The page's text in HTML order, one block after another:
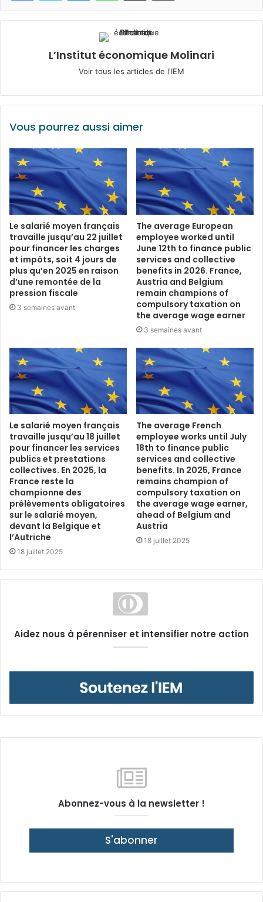
L’Institut économique Molinari
Voir tous les articles de l'IEM
Vous pourrez aussi aimer
Le salarié moyen français
travaille jusqu’au 22 juillet
pour financer les charges
et impôts, soit 4 jours de
plus qu’en 2025 en raison
d’une remontée de la
pression fiscale
3 semaines avant
The average European
employee worked until
June 12th to finance public
services and collective
benefits in 2026. France,
Austria and Belgium
remain champions of
compulsory taxation on
the average wage earner
3 semaines avant
Le salarié moyen français
travaille jusqu’au 18 juillet
pour financer les services
publics et prestations
collectives. En 2025, la
France reste la
championne des
prélèvements obligatoires
sur le salarié moyen,
devant la Belgique et
l’Autriche
18 juillet 2025
The average French
employee works until July
18th to finance public
services and collective
benefits. In 2025, France
remains champion of
compulsory taxation on
the average wage earner,
ahead of Belgium and
Austria
18 juillet 2025
Aidez nous à pérenniser et intensifier notre action
Abonnez-vous à la newsletter !
S'abonner